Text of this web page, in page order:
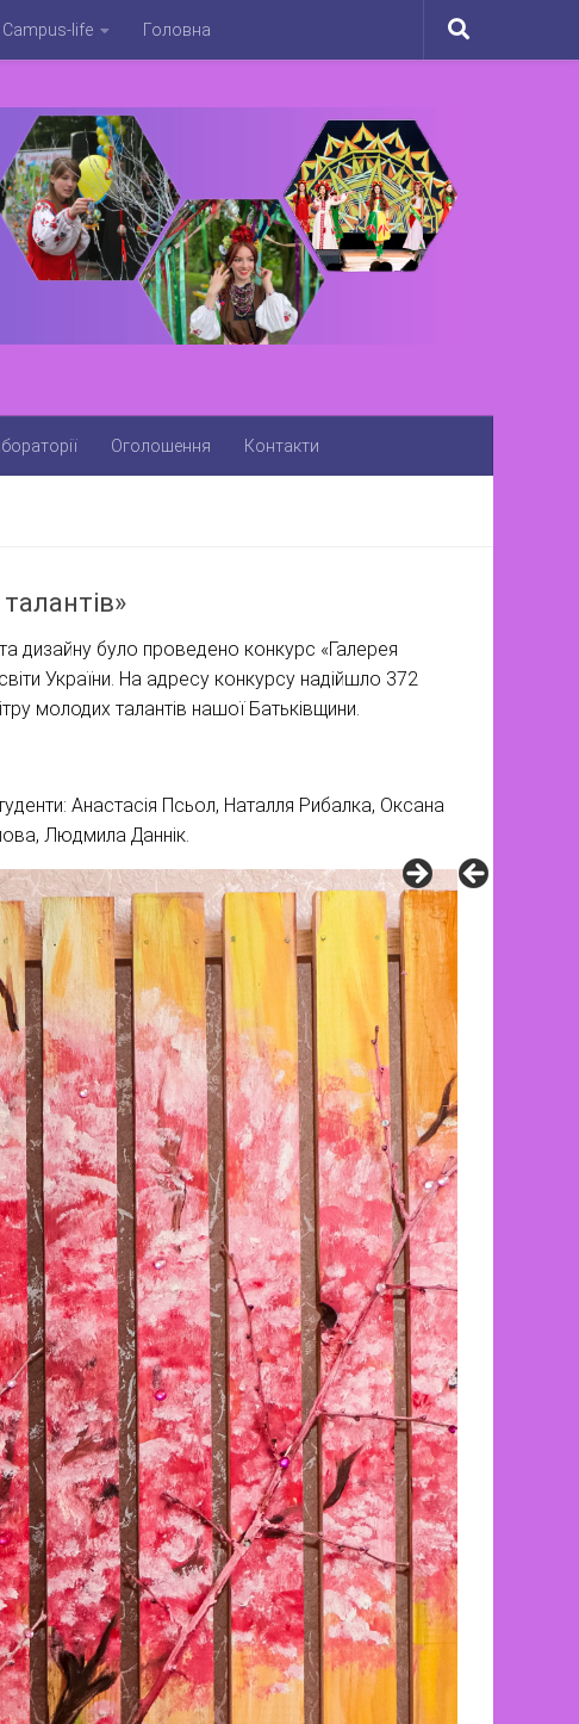
Campus-life Головна
Оголошення Контакти
дизайну було проведено конкурс «Галерея
України. На адресу конкурсу надійшло 372
молодих талантів нашої Батьківщини.
Анастасія Псьол, Наталля Рибалка, Оксана
Людмила Даннік.